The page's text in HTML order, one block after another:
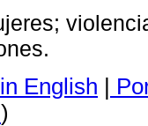
English |
)